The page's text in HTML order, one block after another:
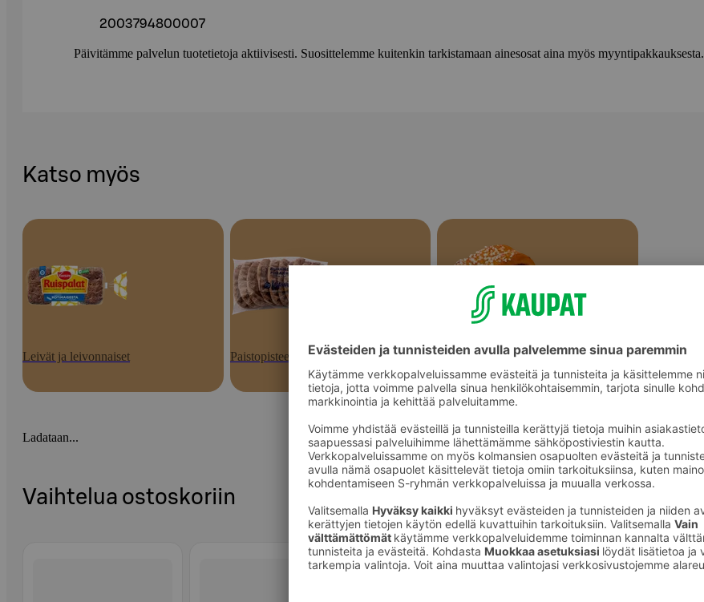
2003794800007
Päivitämme palvelun tuotetietoja aktiivisesti. Suosittelemme kuitenkin tarkistamaan ainesosat aina myös myyntipakkauksesta.
Katso myös
Leivät ja leivonnaiset Paistopisteen tuotteet Makeat leivonnaiset
Ladataan...
Vaihtelua ostoskoriin